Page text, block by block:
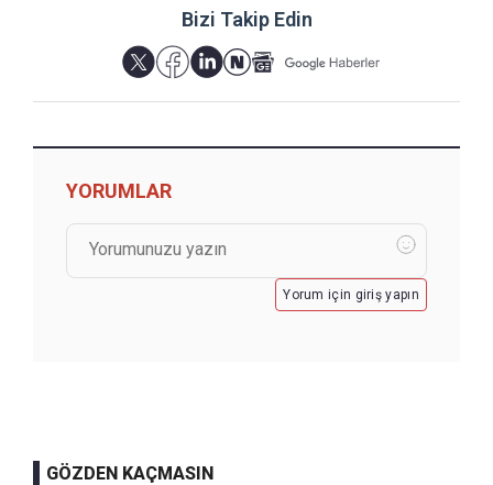
Bizi Takip Edin
YORUMLAR
Yorum için giriş yapın
GÖZDEN KAÇMASIN